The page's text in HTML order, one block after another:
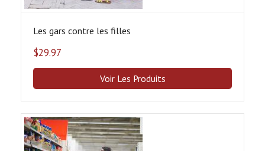
Les gars contre les filles
$29.97
Voir Les Produits